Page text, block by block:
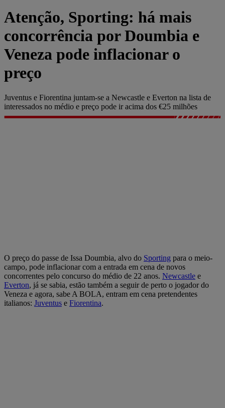
Atenção, Sporting: há mais
concorrência por Doumbia e
Veneza pode inflacionar o
preço
Juventus e Fiorentina juntam-se a Newcastle e Everton na lista de
interessados no médio e preço pode ir acima dos €25 milhões
O preço do passe de Issa Doumbia, alvo do Sporting para o meio-
campo, pode inflacionar com a entrada em cena de novos
concorrentes pelo concurso do médio de 22 anos. Newcastle e
Everton, já se sabia, estão também a seguir de perto o jogador do
Veneza e agora, sabe A BOLA, entram em cena pretendentes
italianos: Juventus e Fiorentina.